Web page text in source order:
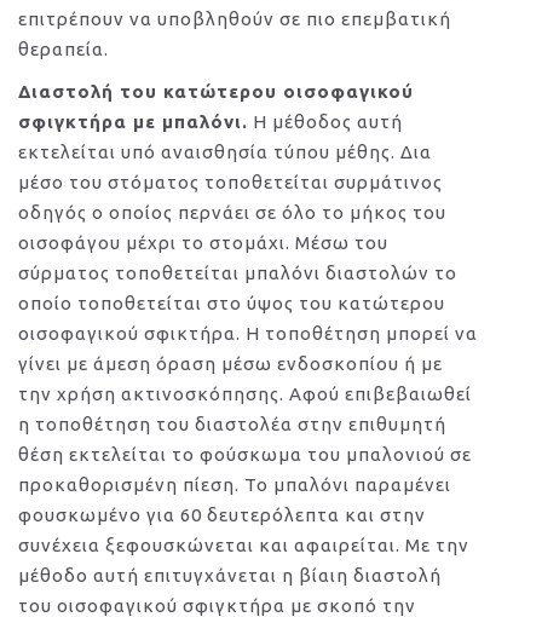
επιτρέπουν να υποβληθούν σε πιο επεμβατική
θεραπεία.
Διαστολή του κατώτερου οισοφαγικού
σφιγκτήρα με μπαλόνι. Η μέθοδος αυτή
εκτελείται υπό αναισθησία τύπου μέθης. Δια
μέσο του στόματος τοποθετείται συρμάτινος
οδηγός ο οποίος περνάει σε όλο το μήκος του
οισοφάγου μέχρι το στομάχι. Μέσω του
σύρματος τοποθετείται μπαλόνι διαστολών το
οποίο τοποθετείται στο ύψος του κατώτερου
οισοφαγικού σφικτήρα. Η τοποθέτηση μπορεί να
γίνει με άμεση όραση μέσω ενδοσκοπίου ή με
την χρήση ακτινοσκόπησης. Αφού επιβεβαιωθεί
η τοποθέτηση του διαστολέα στην επιθυμητή
θέση εκτελείται το φούσκωμα του μπαλονιού σε
προκαθορισμένη πίεση. Το μπαλόνι παραμένει
φουσκωμένο για 60 δευτερόλεπτα και στην
συνέχεια ξεφουσκώνεται και αφαιρείται. Με την
μέθοδο αυτή επιτυγχάνεται η βίαιη διαστολή
του οισοφαγικού σφιγκτήρα με σκοπό την